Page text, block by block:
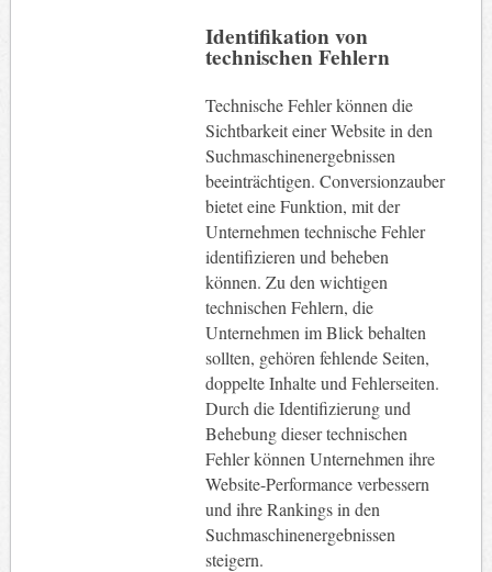
Identifikation von
technischen Fehlern
Technische Fehler können die
Sichtbarkeit einer Website in den
Suchmaschinenergebnissen
beeinträchtigen. Conversionzauber
bietet eine Funktion, mit der
Unternehmen technische Fehler
identifizieren und beheben
können. Zu den wichtigen
technischen Fehlern, die
Unternehmen im Blick behalten
sollten, gehören fehlende Seiten,
doppelte Inhalte und Fehlerseiten.
Durch die Identifizierung und
Behebung dieser technischen
Fehler können Unternehmen ihre
Website-Performance verbessern
und ihre Rankings in den
Suchmaschinenergebnissen
steigern.